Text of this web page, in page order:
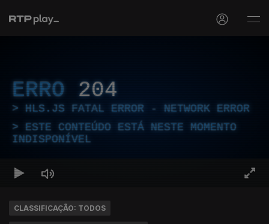
ERRO 204
HLS.JS FATAL ERROR - NETWORK ERROR
ESTE CONTEÚDO ESTÁ NESTE MOMENTO
INDISPONÍVEL
CLASSIFICAÇÃO: TODOS